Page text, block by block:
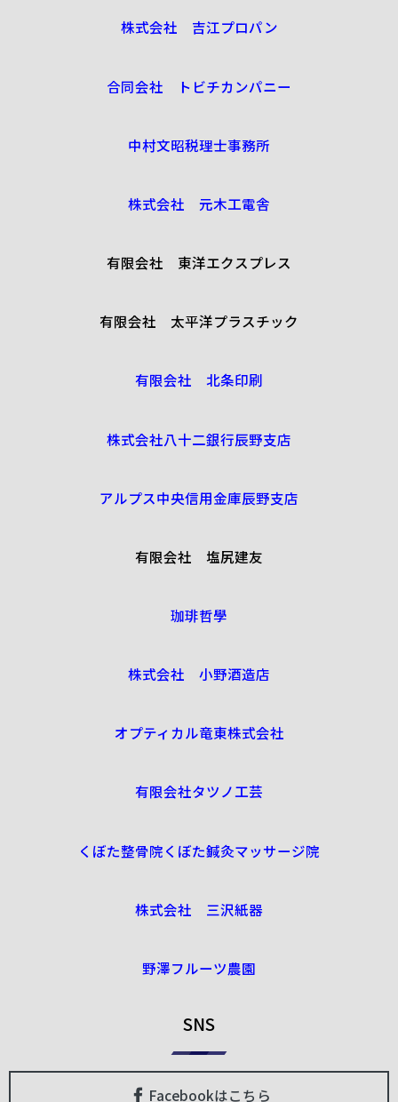
株式会社 吉江プロパン
合同会社 トビチカンパニー
中村文昭税理士事務所
株式会社 元木工電舎
有限会社 東洋エクスプレス
有限会社 太平洋プラスチック
有限会社 北条印刷
株式会社八十二銀行辰野支店
アルプス中央信用金庫辰野支店
有限会社 塩尻建友
珈琲哲學
株式会社 小野酒造店
オプティカル竜東株式会社
有限会社タツノ工芸
くぼた整骨院くぼた鍼灸マッサージ院
株式会社 三沢紙器
野澤フルーツ農園
SNS
Facebookはこちら